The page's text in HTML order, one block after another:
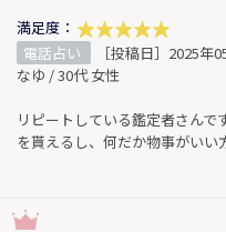
満足度：
電話占い
［投稿日］2025年
なゆ / 30代 女性
リピートしている鑑定者さん
を貰えるし、何だか物事がいい